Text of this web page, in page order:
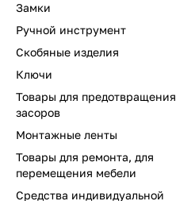
Замки
Ручной инструмент
Скобяные изделия
Ключи
Товары для предотвращения
засоров
Монтажные ленты
Товары для ремонта, для
перемещения мебели
Средства индивидуальной